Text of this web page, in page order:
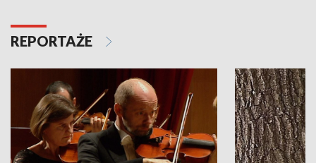
REPORTAŻE